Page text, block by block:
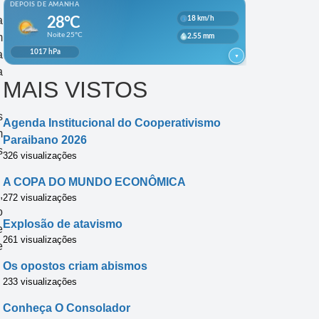
MAIS VISTOS
Agenda Institucional do Cooperativismo
Paraibano 2026
326 visualizações
A COPA DO MUNDO ECONÔMICA
272 visualizações
Explosão de atavismo
261 visualizações
Os opostos criam abismos
233 visualizações
Conheça O Consolador